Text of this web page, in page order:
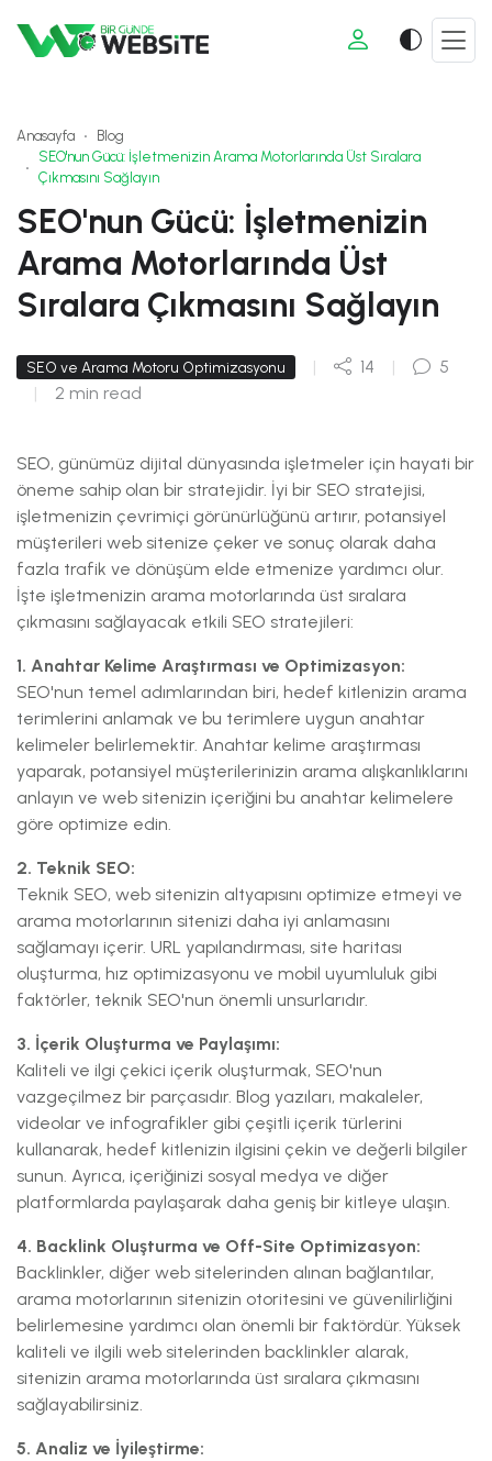
Anasayfa
Blog
SEO'nun Gücü: İşletmenizin Arama Motorlarında Üst Sıralara
Çıkmasını Sağlayın
SEO'nun Gücü: İşletmenizin
Arama Motorlarında Üst
Sıralara Çıkmasını Sağlayın
SEO ve Arama Motoru Optimizasyonu | 14 |
5
|
2 min read
SEO, günümüz dijital dünyasında işletmeler için hayati bir
öneme sahip olan bir stratejidir. İyi bir SEO stratejisi,
işletmenizin çevrimiçi görünürlüğünü artırır, potansiyel
müşterileri web sitenize çeker ve sonuç olarak daha
fazla trafik ve dönüşüm elde etmenize yardımcı olur.
İşte işletmenizin arama motorlarında üst sıralara
çıkmasını sağlayacak etkili SEO stratejileri:
1. Anahtar Kelime Araştırması ve Optimizasyon:
SEO'nun temel adımlarından biri, hedef kitlenizin arama
terimlerini anlamak ve bu terimlere uygun anahtar
kelimeler belirlemektir. Anahtar kelime araştırması
yaparak, potansiyel müşterilerinizin arama alışkanlıklarını
anlayın ve web sitenizin içeriğini bu anahtar kelimelere
göre optimize edin.
2. Teknik SEO:
Teknik SEO, web sitenizin altyapısını optimize etmeyi ve
arama motorlarının sitenizi daha iyi anlamasını
sağlamayı içerir. URL yapılandırması, site haritası
oluşturma, hız optimizasyonu ve mobil uyumluluk gibi
faktörler, teknik SEO'nun önemli unsurlarıdır.
3. İçerik Oluşturma ve Paylaşımı:
Kaliteli ve ilgi çekici içerik oluşturmak, SEO'nun
vazgeçilmez bir parçasıdır. Blog yazıları, makaleler,
videolar ve infografikler gibi çeşitli içerik türlerini
kullanarak, hedef kitlenizin ilgisini çekin ve değerli bilgiler
sunun. Ayrıca, içeriğinizi sosyal medya ve diğer
platformlarda paylaşarak daha geniş bir kitleye ulaşın.
4. Backlink Oluşturma ve Off-Site Optimizasyon:
Backlinkler, diğer web sitelerinden alınan bağlantılar,
arama motorlarının sitenizin otoritesini ve güvenilirliğini
belirlemesine yardımcı olan önemli bir faktördür. Yüksek
kaliteli ve ilgili web sitelerinden backlinkler alarak,
sitenizin arama motorlarında üst sıralara çıkmasını
sağlayabilirsiniz.
5. Analiz ve İyileştirme: